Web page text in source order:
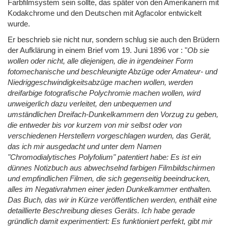
Farbfilmsystem sein sollte, das später von den Amerikanern mit
Kodakchrome und den Deutschen mit Agfacolor entwickelt
wurde.
Er beschrieb sie nicht nur, sondern schlug sie auch den Brüdern
der Aufklärung in einem Brief vom 19. Juni 1896 vor : "Ob sie
wollen oder nicht, alle diejenigen, die in irgendeiner Form
fotomechanische und beschleunigte Abzüge oder Amateur- und
Niedriggeschwindigkeitsabzüge machen wollen, werden
dreifarbige fotografische Polychromie machen wollen, wird
unweigerlich dazu verleitet, den unbequemen und
umständlichen Dreifach-Dunkelkammern den Vorzug zu geben,
die entweder bis vor kurzem von mir selbst oder von
verschiedenen Herstellern vorgeschlagen wurden, das Gerät,
das ich mir ausgedacht und unter dem Namen
"Chromodialytisches Polyfolium" patentiert habe: Es ist ein
dünnes Notizbuch aus abwechselnd farbigen Filmbildschirmen
und empfindlichen Filmen, die sich gegenseitig beeindrucken,
alles im Negativrahmen einer jeden Dunkelkammer enthalten.
Das Buch, das wir in Kürze veröffentlichen werden, enthält eine
detaillierte Beschreibung dieses Geräts. Ich habe gerade
gründlich damit experimentiert: Es funktioniert perfekt, gibt mir